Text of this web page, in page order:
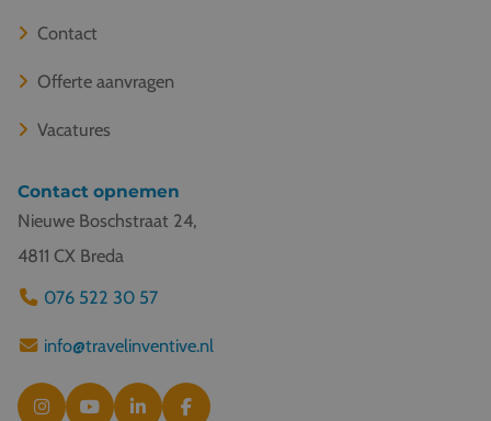
Contact
Offerte aanvragen
Vacatures
Contact opnemen
Nieuwe Boschstraat 24,
4811 CX Breda
076 522 30 57
info@travelinventive.nl